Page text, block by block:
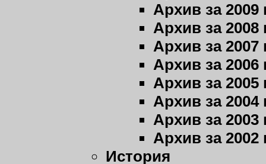
Архив за 2009
Архив за 2008
Архив за 2007
Архив за 2006
Архив за 2005
Архив за 2004
Архив за 2003
Архив за 2002
История